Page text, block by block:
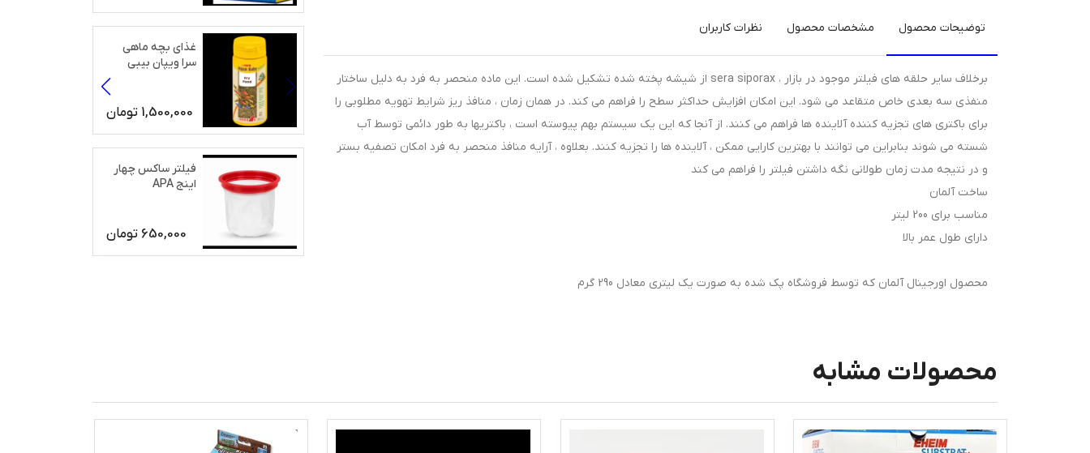
توضیحات محصول مشخصات محصول نظرات کاربران
برخلاف سایر حلقه های فیلتر موجود در بازار ، sera siporax از شیشه پخته شده تشکیل شده است. این ماده منحصر به فرد به دلیل ساختار
منفذی سه بعدی خاص متقاعد می شود. این امکان افزایش حداکثر سطح را فراهم می کند. در همان زمان ، منافذ ریز شرایط تهویه مطلوبی را
برای باکتری های تجزیه کننده آلاینده ها فراهم می کنند. از آنجا که این یک سیستم بهم پیوسته است ، باکتریها به طور دائمی توسط آب
شسته می شوند بنابراین می توانند با بهترین کارایی ممکن ، آلاینده ها را تجزیه کنند. بعلاوه ، آرایه منافذ منحصر به فرد امکان تصفیه بستر
و در نتیجه مدت زمان طولانی نگه داشتن فیلتر را فراهم می کند
ساخت آلمان
مناسب برای 200 لیتر
دارای طول عمر بالا
محصول اورجینال آلمان که توسط فروشگاه پک شده به صورت یک لیتری معادل 290 گرم
غذای بچه ماهی
سرا ویپان بیبی
1,500,000 تومان
فیلتر ساکس چهار
اینج APA
650,000 تومان
محصولات مشابه